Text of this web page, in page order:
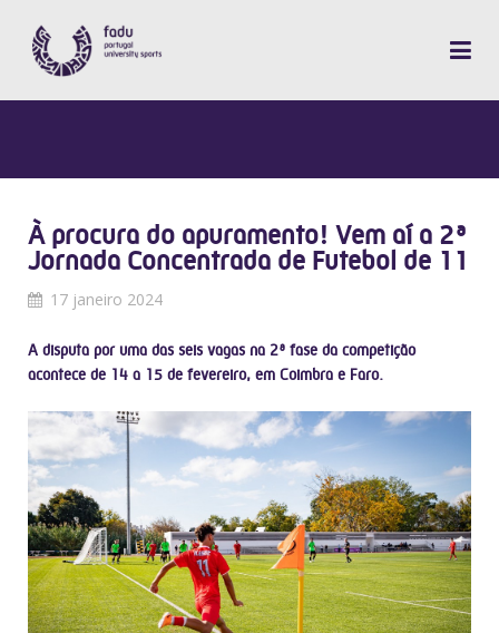
À procura do apuramento! Vem aí a 2ª
Jornada Concentrada de Futebol de 11
17 janeiro 2024
A disputa por uma das seis vagas na 2ª fase da competição
acontece de 14 a 15 de fevereiro, em Coimbra e Faro.